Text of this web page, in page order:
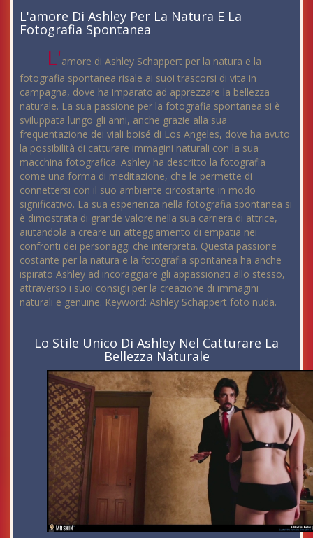
L'amore Di Ashley Per La Natura E La
Fotografia Spontanea
L'amore di Ashley Schappert per la natura e la
fotografia spontanea risale ai suoi trascorsi di vita in
campagna, dove ha imparato ad apprezzare la bellezza
naturale. La sua passione per la fotografia spontanea si è
sviluppata lungo gli anni, anche grazie alla sua
frequentazione dei viali boisé di Los Angeles, dove ha avuto
la possibilità di catturare immagini naturali con la sua
macchina fotografica. Ashley ha descritto la fotografia
come una forma di meditazione, che le permette di
connettersi con il suo ambiente circostante in modo
significativo. La sua esperienza nella fotografia spontanea si
è dimostrata di grande valore nella sua carriera di attrice,
aiutandola a creare un atteggiamento di empatia nei
confronti dei personaggi che interpreta. Questa passione
costante per la natura e la fotografia spontanea ha anche
ispirato Ashley ad incoraggiare gli appassionati allo stesso,
attraverso i suoi consigli per la creazione di immagini
naturali e genuine. Keyword: Ashley Schappert foto nuda.
Lo Stile Unico Di Ashley Nel Catturare La
Bellezza Naturale